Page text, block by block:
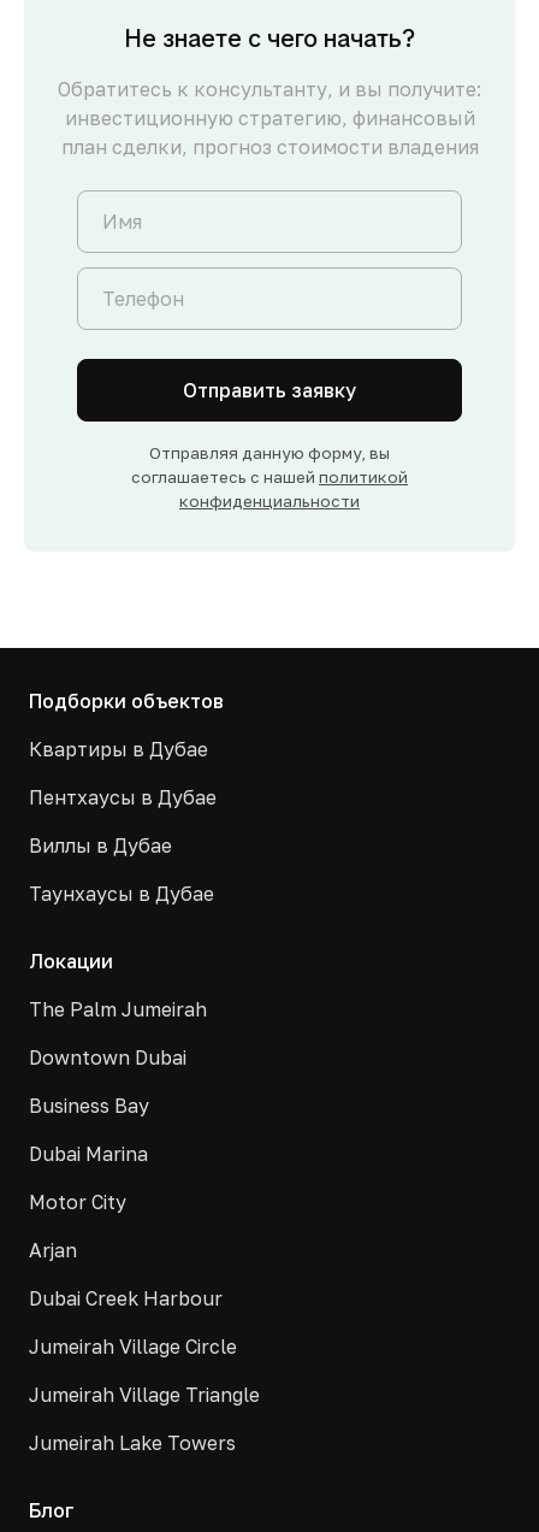
Не знаете с чего начать?
Обратитесь к консультанту, и вы получите:
инвестиционную стратегию, финансовый
план сделки, прогноз стоимости владения
Отправить заявку
Отправляя данную форму, вы
соглашаетесь с нашей политикой
конфиденциальности
Подборки объектов
Квартиры в Дубае
Пентхаусы в Дубае
Виллы в Дубае
Таунхаусы в Дубае
Локации
The Palm Jumeirah
Downtown Dubai
Business Bay
Dubai Marina
Motor City
Arjan
Dubai Creek Harbour
Jumeirah Village Circle
Jumeirah Village Triangle
Jumeirah Lake Towers
Блог